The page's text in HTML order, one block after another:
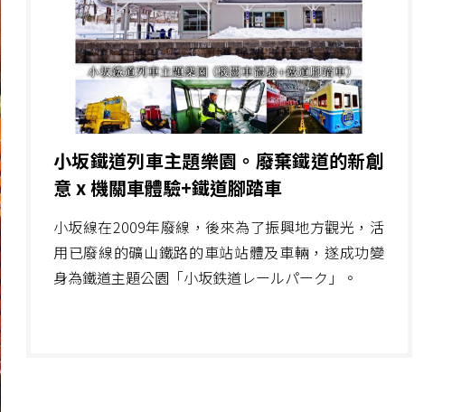
小坂鐵道列車主題樂園。廢棄鐵道的新創
意 x 機關車體驗+鐵道腳踏車
小坂線在2009年廢線，後來為了振興地方觀光，活
用已廢線的礦山鐵路的車站站體及車輛，遂成功變
身為鐵道主題公園「小坂鉄道レールパーク」。